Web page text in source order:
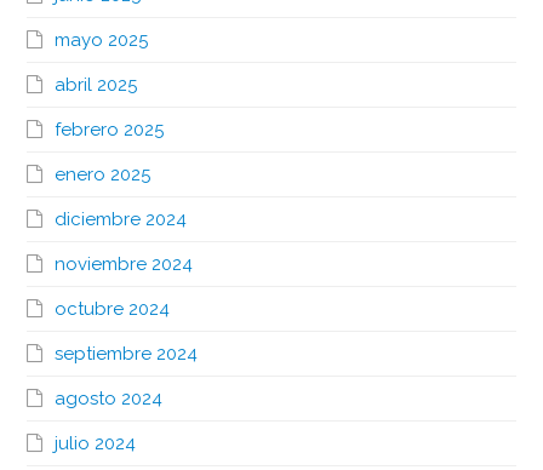
mayo 2025
abril 2025
febrero 2025
enero 2025
diciembre 2024
noviembre 2024
octubre 2024
septiembre 2024
agosto 2024
julio 2024